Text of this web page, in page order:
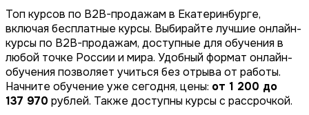
Топ курсов по B2B-продажам в Екатеринбурге,
включая бесплатные курсы. Выбирайте лучшие онлайн-
курсы по B2B-продажам, доступные для обучения в
любой точке России и мира. Удобный формат онлайн-
обучения позволяет учиться без отрыва от работы.
Начните обучение уже сегодня, цены: от 1 200 до
137 970 рублей. Также доступны курсы с рассрочкой.